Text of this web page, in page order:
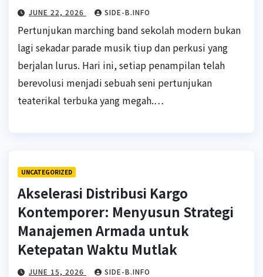
JUNE 22, 2026 SIDE-B.INFO
Pertunjukan marching band sekolah modern bukan
lagi sekadar parade musik tiup dan perkusi yang
berjalan lurus. Hari ini, setiap penampilan telah
berevolusi menjadi sebuah seni pertunjukan
teaterikal terbuka yang megah.…
UNCATEGORIZED
Akselerasi Distribusi Kargo
Kontemporer: Menyusun Strategi
Manajemen Armada untuk
Ketepatan Waktu Mutlak
JUNE 15, 2026 SIDE-B.INFO